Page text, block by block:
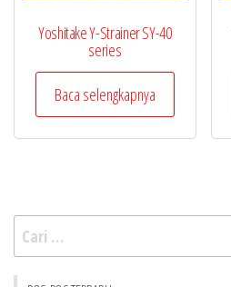
Yoshitake Y-Strainer SY-40
series
Baca selengkapnya
Cari
untuk: